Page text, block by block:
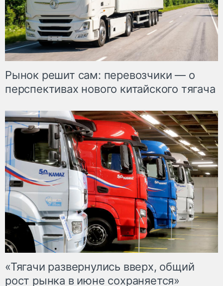
Рынок решит сам: перевозчики — о
перспективах нового китайского тягача
«Тягачи развернулись вверх, общий
рост рынка в июне сохраняется»